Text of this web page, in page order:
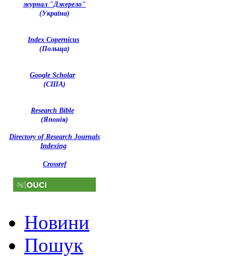
журнал "Джерело"
(Україна)
Index Copernicus
(Польща)
Google Scholar
(США)
Research Bible
(Японія)
Directory of Research Journals
Indexing
Crossref
Новини
Пошук